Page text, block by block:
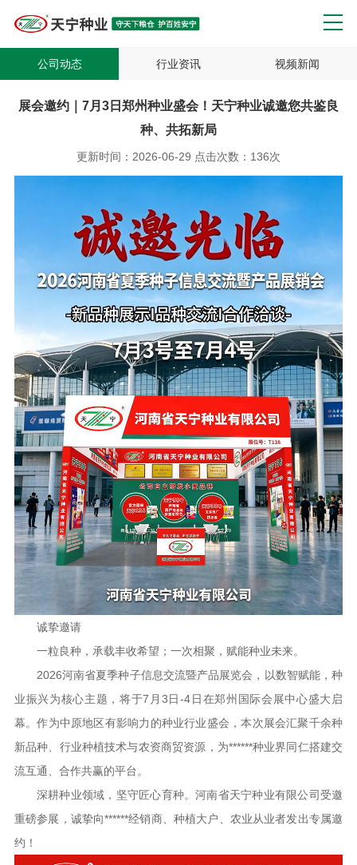
公司动态 行业资讯 视频新闻
展会邀约｜7月3日郑州种业盛会！天宁种业诚邀您共鉴良
种、共拓新局
更新时间： 2026-06-29 点击次数： 136次
诚挚邀请
一粒良种，承载丰收希望；一次相聚，赋能种业未来。
2026河南省夏季种子信息交流暨产品展览会，以数智赋能，种
业振兴为核心主题，将于7月3日-4日在郑州国际会展中心盛大启
幕。作为中原地区有影响力的种业行业盛会，本次展会汇聚千余种
新品种、行业种植技术与农资商贸资源，为******种业界同仁搭建交
流互通、合作共赢的平台。
深耕种业领域，坚守匠心育种。河南省天宁种业有限公司受邀
重磅参展，诚挚向******经销商、种植大户、农业从业者发出专属邀
约！